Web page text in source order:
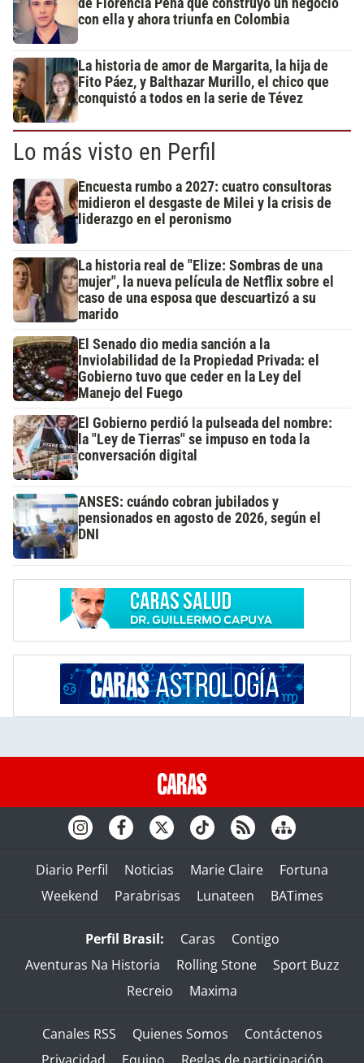
con ella y ahora triunfa en Colombia
La historia de amor de Margarita, la hija de
Fito Páez, y Balthazar Murillo, el chico que
conquistó a todos en la serie de Tévez
Lo más visto en Perfil
Encuesta rumbo a 2027: cuatro consultoras
midieron el desgaste de Milei y la crisis de
liderazgo en el peronismo
La historia real de "Elize: Sombras de una
mujer", la nueva película de Netflix sobre el
caso de una esposa que descuartizó a su
marido
El Senado dio media sanción a la
Inviolabilidad de la Propiedad Privada: el
Gobierno tuvo que ceder en la Ley del
Manejo del Fuego
El Gobierno perdió la pulseada del nombre:
la "Ley de Tierras" se impuso en toda la
conversación digital
ANSES: cuándo cobran jubilados y
pensionados en agosto de 2026, según el
DNI
Diario Perfil Noticias Marie Claire
Fortuna
Weekend
Parabrisas Lunateen BATimes
Perfil Brasil: Caras
Contigo
Aventuras Na Historia
Rolling Stone
Sport Buzz
Recreio
Maxima
Canales RSS Quienes Somos
Contáctenos